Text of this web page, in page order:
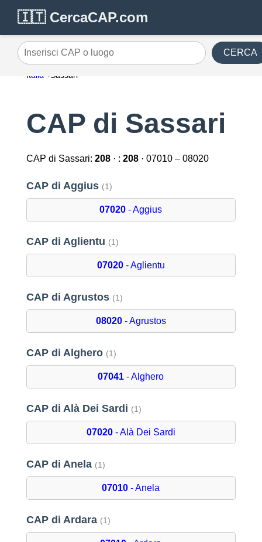
🇮🇹 CercaCAP.com
Inserisci CAP o luogo CERCA
Italia Sassari
CAP di Sassari
CAP di Sassari: 208· : 208· 07010 – 08020
CAP di Aggius (1)
07020 - Aggius
CAP di Aglientu (1)
07020- Aglientu
CAP di Agrustos (1)
08020- Agrustos
CAP di Alghero (1)
07041 - Alghero
CAP di Alà Dei Sardi (1)
07020- Alà Dei Sardi
CAP di Anela (1)
07010 - Anela
CAP di Ardara (1)